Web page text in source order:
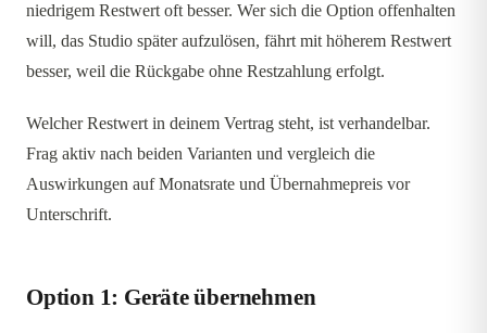
niedrigem Restwert oft besser. Wer sich die Option offenhalten
will, das Studio später aufzulösen, fährt mit höherem Restwert
besser, weil die Rückgabe ohne Restzahlung erfolgt.
Welcher Restwert in deinem Vertrag steht, ist verhandelbar.
Frag aktiv nach beiden Varianten und vergleich die
Auswirkungen auf Monatsrate und Übernahmepreis vor
Unterschrift.
Option 1: Geräte übernehmen